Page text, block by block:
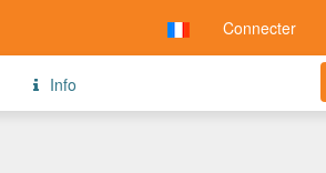
Connecter
Info